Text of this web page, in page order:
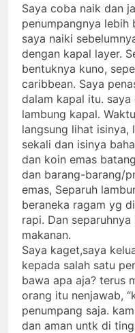
Saya coba naik dan
penumpangnya lebih
saya naiki
dengan kapal layer.
bentuknya kuno,
caribbean. Saya
dalam kapal itu.
lambung kapal.
langsung lihat isinya,
sekali dan isinya
dan koin emas
dan barang-barang/
emas, Separuh
beraneka ragam yg
rapi. Dan
makanan.
Saya kaget,saya
kepada salah satu
bawa apa aja? terus
orang itu nenjawab,
penumpang saja.
dan aman untk di